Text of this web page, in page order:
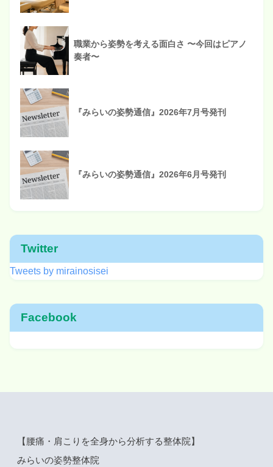
職業から姿勢を考える面白さ 〜今回はピアノ
奏者〜
『みらいの姿勢通信』2026年7月号発刊
『みらいの姿勢通信』2026年6月号発刊
Twitter
Tweets by mirainosisei
Facebook
【腰痛・肩こりを全身から分析する整体院】
みらいの姿勢整体院